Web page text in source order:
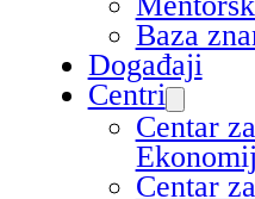
Baza
Događaji
Centri
Centar
Centar